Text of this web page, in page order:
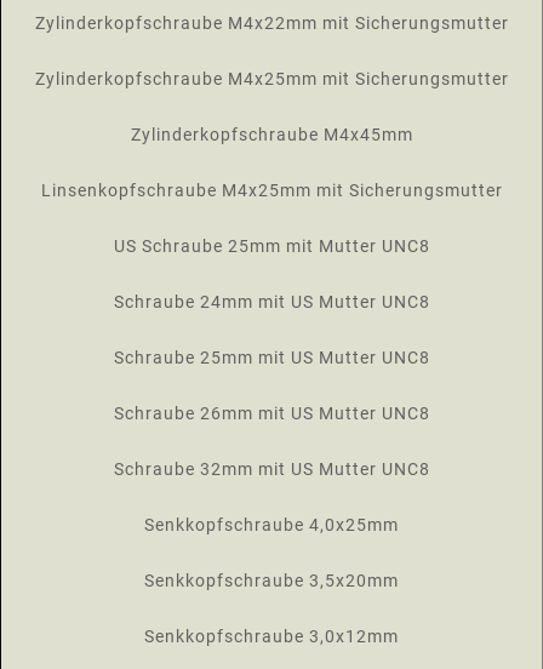
Zylinderkopfschraube M4x22mm mit Sicherungsmutter
Zylinderkopfschraube M4x25mm mit Sicherungsmutter
Zylinderkopfschraube M4x45mm
Linsenkopfschraube M4x25mm mit Sicherungsmutter
US Schraube 25mm mit Mutter UNC8
Schraube 24mm mit US Mutter UNC8
Schraube 25mm mit US Mutter UNC8
Schraube 26mm mit US Mutter UNC8
Schraube 32mm mit US Mutter UNC8
Senkkopfschraube 4,0x25mm
Senkkopfschraube 3,5x20mm
Senkkopfschraube 3,0x12mm